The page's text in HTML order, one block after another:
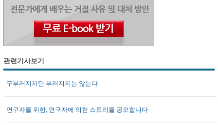
관련기사보기
구부러지지만 부러지지는 않는다
연구자를 위한, 연구자에 의한 스토리를 공모합니다